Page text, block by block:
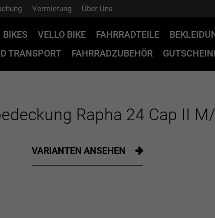
Vermietung Über Uns
BIKES VELLO BIKE FAHRRADTEILE
TRANSPORT
FAHRRADZUBEHÖR
Rapha 24 Cap II
VARIANTEN ANSEHEN